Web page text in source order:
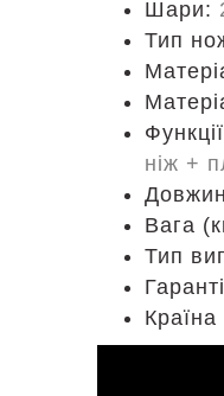
Шари:
Тип
ніж +
Вага
Тип
Країна